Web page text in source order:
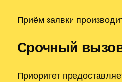
Приём заявки
Срочный
Приоритет